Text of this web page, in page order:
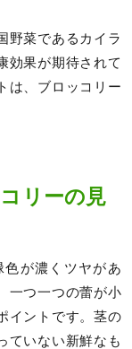
野菜であるカイラ
効果が期待されて
は、ブロッコリー
リーの見
が濃くツヤがあ
一つ一つの蕾が小
イントです。茎の
ていない新鮮なも